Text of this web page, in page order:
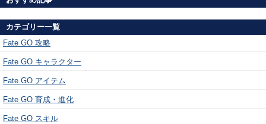
カテゴリー一覧
Fate GO 攻略
Fate GO キャラクター
Fate GO アイテム
Fate GO 育成・進化
Fate GO スキル